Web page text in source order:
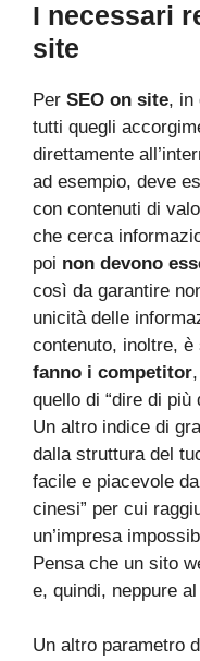
I necessari
site
Per SEO on site, in
tutti quegli
direttamente
ad esempio, deve
con contenuti di
che cerca
poi non devono
così da garantire
unicità delle
contenuto, inoltre, è
fanno i competitor
quello di “dire di più
Un altro indice di
dalla struttura del
facile e piacevole
cinesi” per cui
un’impresa
Pensa che un sito
e, quindi, neppure
Un altro parametro